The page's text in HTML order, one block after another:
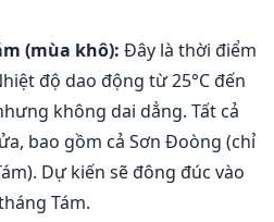
(mùa khô): Đây là thời điểm
độ dao động từ 25°C đến
không dai dẳng. Tất cả
bao gồm cả Sơn Đoòng (chỉ
Dự kiến sẽ đông đúc vào
Tám.